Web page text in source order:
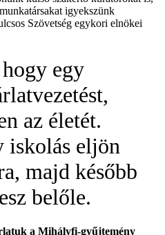
igyekszünk
Szövetség egykori elnökei
egy
az életét.
iskolás eljön
majd később
belőle.
a Mihályfi-gyűjtemény